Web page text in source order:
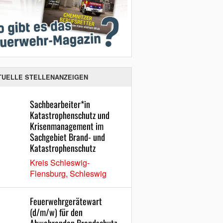
STELLENANZEIGEN
Sachbearbeiter*in
Katastrophenschutz und
Krisenmanagement im
Sachgebiet Brand- und
Katastrophenschutz
Kreis Schleswig-
Flensburg, Schleswig
Feuerwehrgerätewart
(d/m/w) für den